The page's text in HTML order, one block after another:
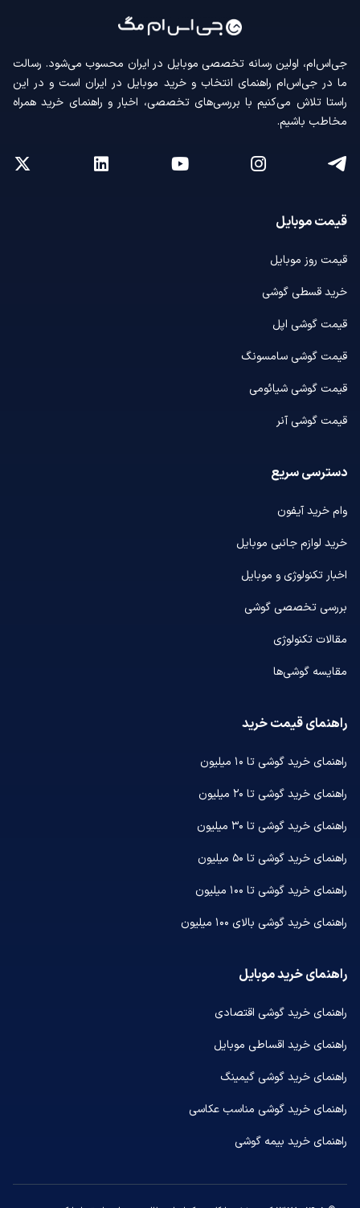
جی‌اس‌ام، اولین رسانه‌ تخصصی موبایل در ایران محسوب می‌شود. رسالت
ما در جی‌اس‌ام راهنمای انتخاب و خرید موبایل در ایران است و در این
راستا تلاش می‌کنیم با بررسی‌های تخصصی، اخبار و راهنمای خرید همراه
مخاطب باشیم.
قیمت موبایل
قیمت روز موبایل
خرید قسطی گوشی
قیمت گوشی اپل
قیمت گوشی سامسونگ
قیمت گوشی شیائومی
قیمت گوشی آنر
دسترسی سریع
وام خرید آیفون
خرید لوازم جانبی موبایل
اخبار تکنولوژی و موبایل
بررسی تخصصی گوشی
مقالات تکنولوژی
مقایسه گوشی‌ها
راهنمای قیمت خرید
راهنمای خرید گوشی تا ۱۰ میلیون
راهنمای خرید گوشی تا ۲۰ میلیون
راهنمای خرید گوشی تا ۳۰ میلیون
راهنمای خرید گوشی تا ۵۰ میلیون
راهنمای خرید گوشی تا ۱۰۰ میلیون
راهنمای خرید گوشی بالای ۱۰۰ میلیون
راهنمای خرید موبایل
راهنمای خرید گوشی اقتصادی
راهنمای خرید اقساطی موبایل
راهنمای خرید گوشی گیمینگ
راهنمای خرید گوشی مناسب عکاسی
راهنمای خرید بیمه گوشی